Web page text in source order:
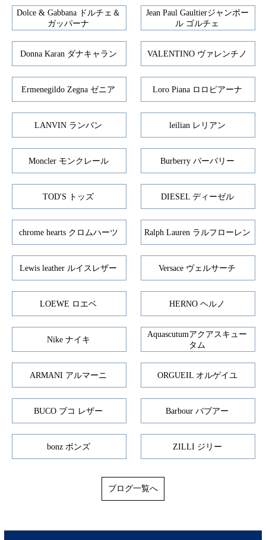
Dolce & Gabbana ドルチェ＆
ガッパーナ
Jean Paul Gaultierジャンポー
ル ゴルチェ
Donna Karan ダナキャラン VALENTINO ヴァレンチノ
Ermenegildo Zegna ゼニア Loro Piana ロロピアーナ
LANVIN ランバン leilian レリアン
Moncler モンクレール Burberry バーバリー
TOD'S トッズ DIESEL ディーゼル
chrome hearts クロムハーツ Ralph Lauren ラルフローレン
Lewis leather ルイスレザー Versace ヴェルサーチ
LOEWE ロエベ HERNO ヘルノ
Nike ナイキ
Aquascutumアクアスキュー
タム
ARMANI アルマーニ ORGUEIL オルゲイユ
BUCO ブコ レザー Barbour バブアー
bonz ボンズ ZILLI ジリー
ブログ一覧へ